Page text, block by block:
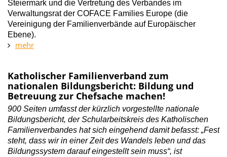
Steiermark und die Vertretung des Verbandes im
Verwaltungsrat der COFACE Families Europe (die
Vereinigung der Familienverbände auf Europäischer
Ebene).
mehr
Katholischer Familienverband zum
nationalen Bildungsbericht: Bildung und
Betreuung zur Chefsache machen!
900 Seiten umfasst der kürzlich vorgestellte nationale
Bildungsbericht, der Schularbeitskreis des Katholischen
Familienverbandes hat sich eingehend damit befasst: „Fest
steht, dass wir in einer Zeit des Wandels leben und das
Bildungssystem darauf eingestellt sein muss“, ist